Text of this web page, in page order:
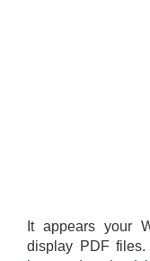
It appears your
display PDF files.